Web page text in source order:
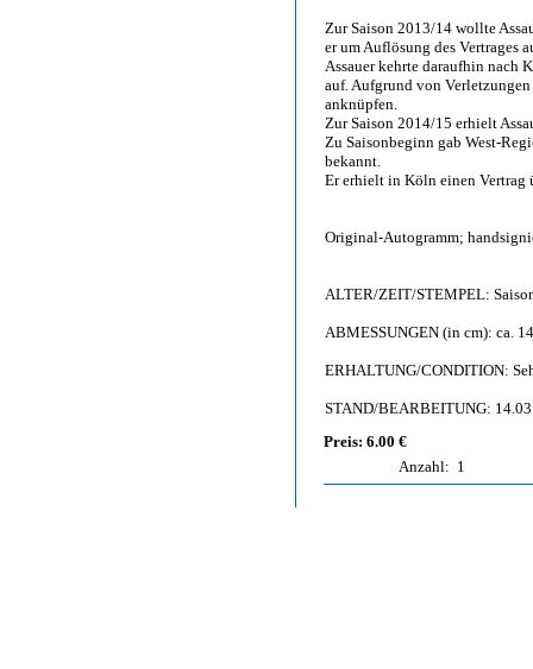
Zur Saison 2013/14 wollte
er um Auflösung des Vertrages
Assauer kehrte daraufhin nach
auf. Aufgrund von
anknüpfen.
Zur Saison 2014/15 erhielt
Zu Saisonbeginn gab West-
bekannt.
Er erhielt in Köln einen Vertrag
Original-Autogramm;
ALTER/ZEIT/STEMPEL:
ABMESSUNGEN (in cm): ca.
ERHALTUNG/CONDITION:
STAND/BEARBEITUNG:
Preis: 6.00 €
Anzahl: 1